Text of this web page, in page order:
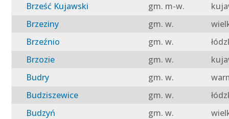
Brześć Kujawski
gm. m-w.
Brzeziny
gm. w.
Brzeźnio
gm. w.
Brzozie
gm. w.
Budry
gm. w.
Budziszewice
gm. w.
Budzyń
gm. w.